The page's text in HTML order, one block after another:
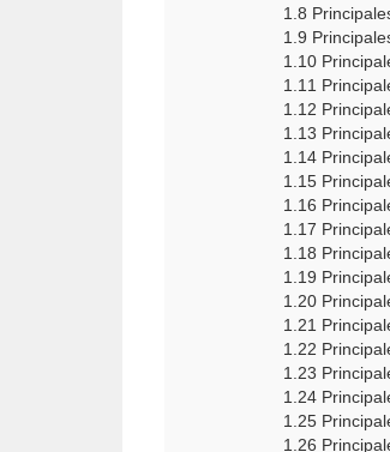
1.8
1.9
1.10
1.11
1.12
1.13
1.14
1.15
1.16
1.17
1.18
1.19
1.20
1.21
1.22
1.23
1.24
1.25
1.26